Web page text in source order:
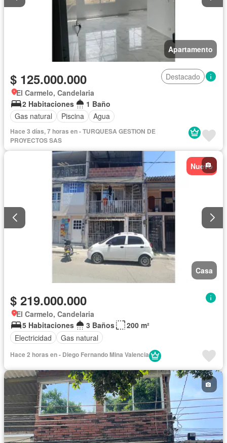
Apartamento
$ 125.000.000
Destacado
El Carmelo, Candelaria
2 Habitaciones
1 Baño
Gas natural
Piscina Agua
Hace 3 días, 7 horas en - TURQUESA GESTION DE
PROYECTOS SAS
Nuevo
Casa
$ 219.000.000
El Carmelo, Candelaria
5 Habitaciones
3 Baños
200 m²
Electricidad
Gas natural
Hace 2 horas en - Diego Fernando Mina Valencia